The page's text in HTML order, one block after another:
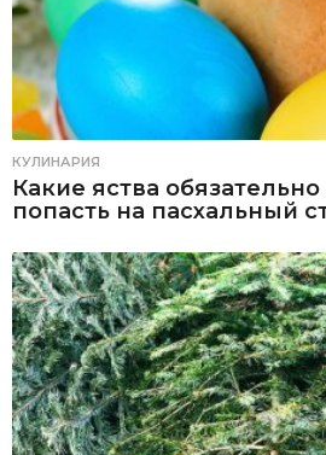
КУЛИНАРИЯ
Какие яства
попасть на пасхальный